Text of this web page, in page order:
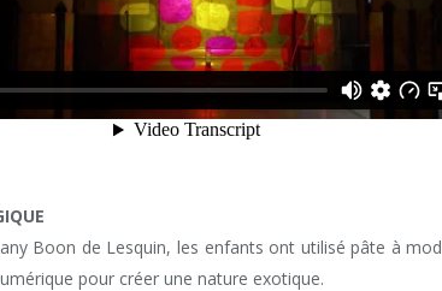
Boon de Lesquin, les enfants ont utilisé pâte à
pour créer une nature exotique.